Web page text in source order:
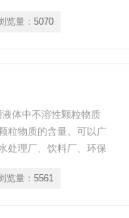
览量： 5070
体中不溶性颗粒物质
粒物质的含量。可以广
处理厂、饮料厂、环保
览量： 5561